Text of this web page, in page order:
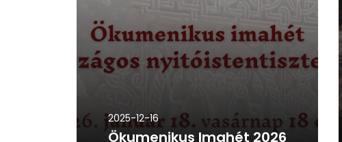
2025-12-16
Ökumenikus Imahét 2026